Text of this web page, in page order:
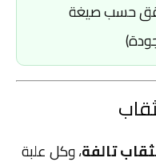
حسب صيغة
، وكل علبة